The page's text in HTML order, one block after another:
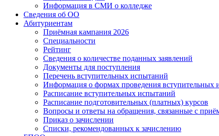
Информация в СМИ о колледже
Сведения об ОО
Абитуриентам
Приёмная кампания 2026
Специальности
Рейтинг
Сведения о количестве поданных заявлений
Документы для поступления
Перечень вступительных испытаний
Информация о формах проведения вступительных
Расписание вступительных испытаний
Расписание подготовительных (платных) курсов
Вопросы и ответы на обращения, связанные с
Приказ о зачислении
Списки, рекомендованных к зачислению